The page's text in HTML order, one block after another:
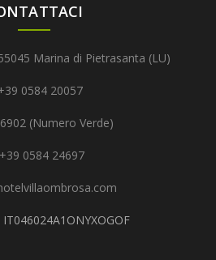
Marina di Pietrasanta (LU)
0584 20057
(Numero Verde)
+39 0584 24697